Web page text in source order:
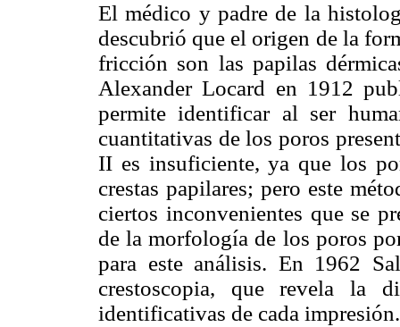
El médico y padre de la
descubrió que el origen de la
fricción son las papilas
Alexander Locard en 1912
permite identificar al ser
cuantitativas de los poros
II es insuficiente, ya que los
crestas papilares; pero este
ciertos inconvenientes que se
de la morfología de los poros
para este análisis. En 1962
crestoscopia, que revela la
identificativas de cada impresión.